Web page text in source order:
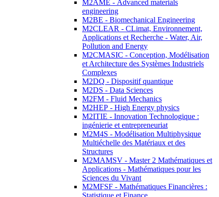
M2AME - Advanced materials
engineering
M2BE - Biomechanical Engineering
M2CLEAR - CLimat, Environnement,
Applications et Recherche - Water, Air,
Pollution and Energy
M2CMASIC - Conception, Modélisation
et Architecture des Systèmes Industriels
Complexes
M2DQ - Dispositif quantique
M2DS - Data Sciences
M2FM - Fluid Mechanics
M2HEP - High Energy physics
M2ITIE - Innovation Technologique :
ingénierie et entrepreneuriat
M2M4S - Modélisation Multiphysique
Multiéchelle des Matériaux et des
Structures
M2MAMSV - Master 2 Mathématiques et
Applications - Mathématiques pour les
Sciences du Vivant
M2MFSF - Mathématiques Financières :
Statistique et Finance